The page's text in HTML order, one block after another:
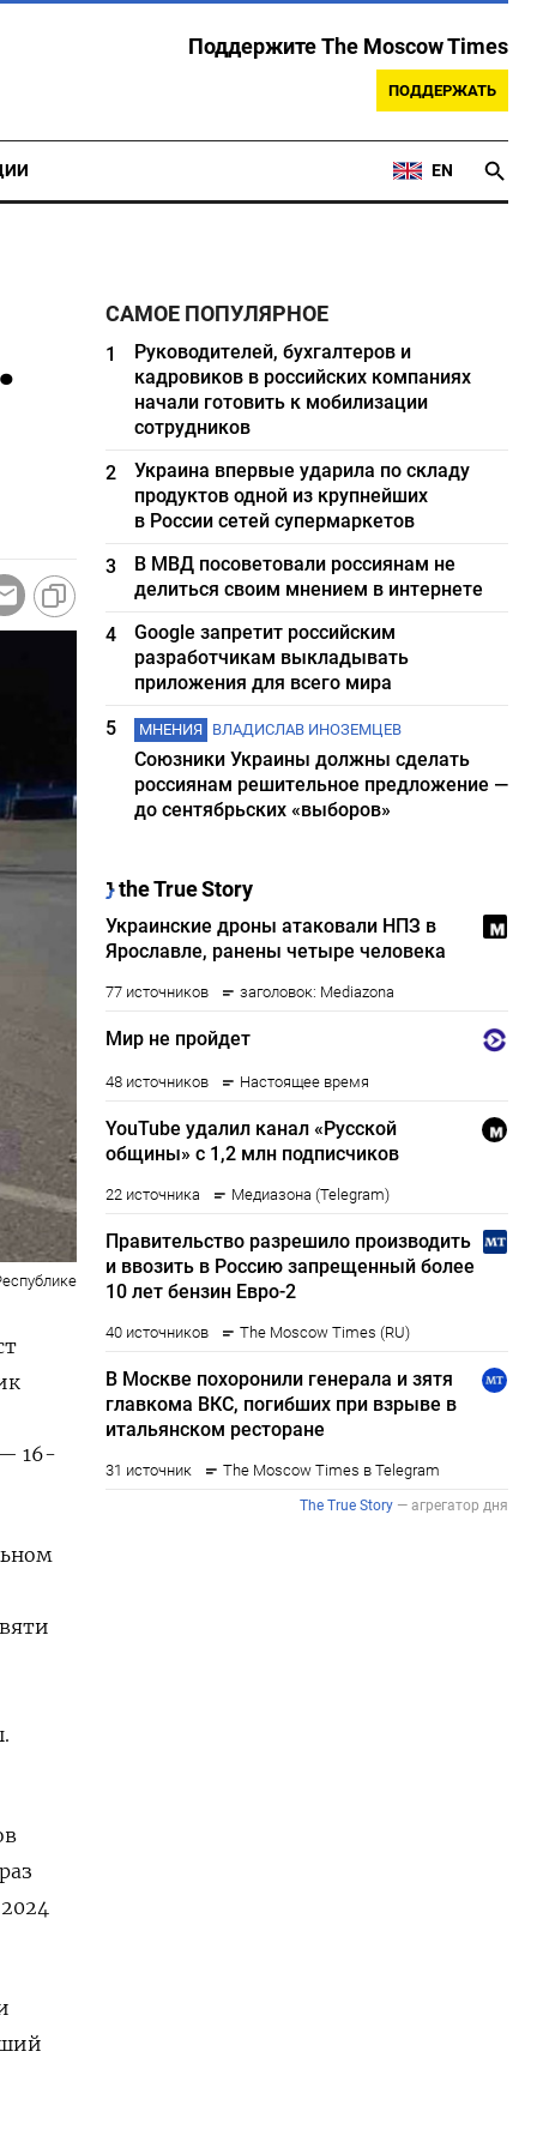
Поддержите The Moscow Times
ПОДДЕРЖАТЬ
EN
16-
САМОЕ ПОПУЛЯРНОЕ
1
Руководителей, бухгалтеров и
кадровиков в российских компаниях
начали готовить к мобилизации
сотрудников
2
Украина впервые ударила по складу
продуктов одной из крупнейших
в России сетей супермаркетов
3
В МВД посоветовали россиянам не
делиться своим мнением в интернете
4
Google запретит российским
разработчикам выкладывать
приложения для всего мира
5
МНЕНИЯ ВЛАДИСЛАВ ИНОЗЕМЦЕВ
Союзники Украины должны сделать
россиянам решительное предложение —
до сентябрьских «выборов»